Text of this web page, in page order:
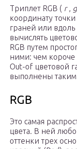
Триплет RGB ( r, g
координату
граней или вдоль
вычислять
RGB путем
ними: чем короче
Out-of цветовой
выполнены
RGB
Это самая
цвета. В ней
оттенки трех